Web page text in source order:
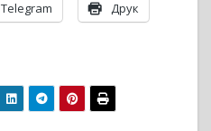
Telegram Друк